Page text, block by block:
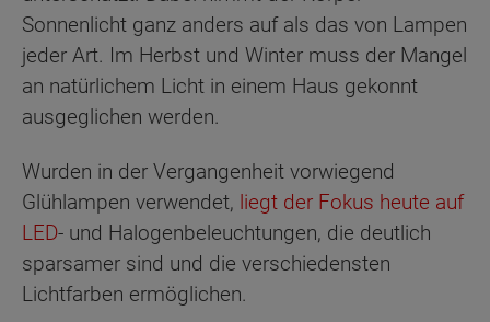
Sonnenlicht ganz anders auf als das von Lampen
jeder Art. Im Herbst und Winter muss der Mangel
an natürlichem Licht in einem Haus gekonnt
ausgeglichen werden.
Wurden in der Vergangenheit vorwiegend
Glühlampen verwendet, liegt der Fokus heute auf
LED- und Halogenbeleuchtungen, die deutlich
sparsamer sind und die verschiedensten
Lichtfarben ermöglichen.